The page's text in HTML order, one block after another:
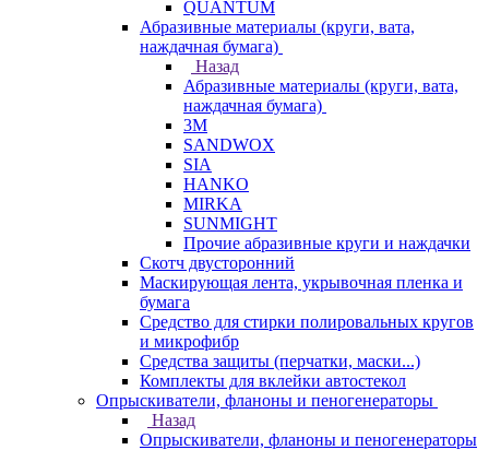
QUANTUM
Абразивные материалы (круги, вата,
наждачная бумага)
Назад
Абразивные материалы (круги, вата,
наждачная бумага)
3М
SANDWOX
SIA
HANKO
MIRKA
SUNMIGHT
Прочие абразивные круги и наждачки
Скотч двусторонний
Маскирующая лента, укрывочная пленка и
бумага
Средство для стирки полировальных кругов
и микрофибр
Средства защиты (перчатки, маски...)
Комплекты для вклейки автостекол
Опрыскиватели, фланоны и пеногенераторы
Назад
Опрыскиватели, фланоны и пеногенераторы